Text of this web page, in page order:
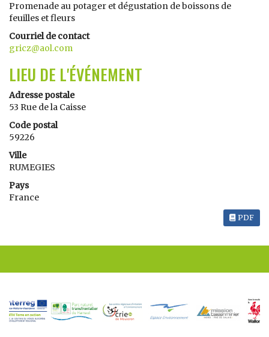
Promenade au potager et dégustation de boissons de
feuilles et fleurs
Courriel de contact
gricz@aol.com
LIEU DE L'ÉVÉNEMENT
Adresse postale
53 Rue de la Caisse
Code postal
59226
Ville
RUMEGIES
Pays
France
PDF